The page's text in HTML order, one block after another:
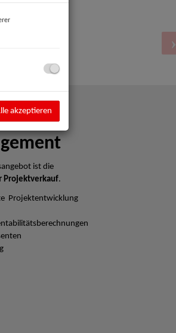
ist die
Projektverkauf.
Projektentwicklung
akzeptieren